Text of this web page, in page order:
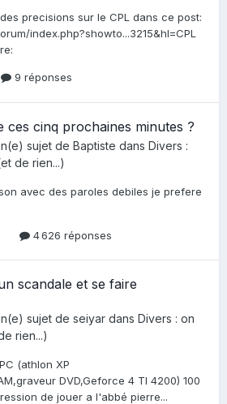
precisions sur le CPL dans ce post:
index.php?showto...3215&hl=CPL
9 réponses
ces cinq prochaines minutes ?
sujet de Baptiste dans Divers :
de rien...)
avec des paroles debiles je prefere
4 626 réponses
scandale et se faire
sujet de seiyar dans Divers : on
rien...)
(athlon XP
DVD,Geforce 4 TI 4200) 100
de jouer a l'abbé pierre...